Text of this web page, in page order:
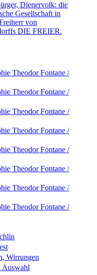
Dienervolk: die
Gesellschaft in
von
DIE FREIER.
Theodor Fontane /
Theodor Fontane /
Theodor Fontane /
Theodor Fontane /
Theodor Fontane /
Theodor Fontane /
Theodor Fontane /
Theodor Fontane /
Wirrungen